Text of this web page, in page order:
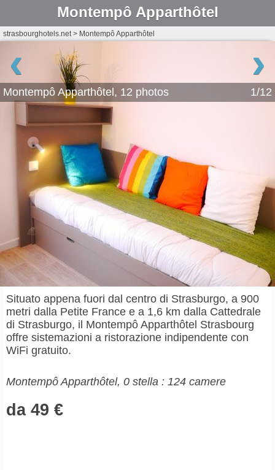
Montempô Apparthôtel
strasbourghotels.net> Montempô Apparthôtel
‹ ›
Montempô Apparthôtel, 12 photos 1/12
Situato appena fuori dal centro di Strasburgo, a 900
metri dalla Petite France e a 1,6 km dalla Cattedrale
di Strasburgo, il Montempô Apparthôtel Strasbourg
offre sistemazioni a ristorazione indipendente con
WiFi gratuito.
Montempô Apparthôtel, 0 stella : 124 camere
da 49 €